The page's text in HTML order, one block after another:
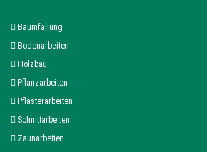
Baumfällung
Bodenarbeiten
Holzbau
Pflanzarbeiten
Pflasterarbeiten
Schnittarbeiten
Zaunarbeiten